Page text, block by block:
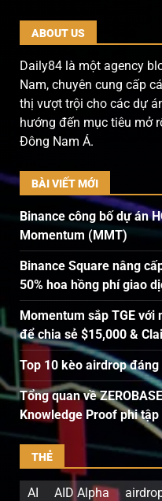
ABOUT US
Daily84 là một agency
Nam, chuyên cung cấp
thị vượt trội cho các dự
hướng đến mục tiêu mở
Đông Nam Á.
BÀI VIẾT MỚI
Binance công bố dự án
Momentum (MMT)
Binance Square nâng
50% hoa hồng phí giao
Momentum sắp TGE
để chia sẻ $15,000 &
Top 10 kèo airdrop
Tổng quan về
Knowledge Proof phi
THẺ
AI AID Alpha